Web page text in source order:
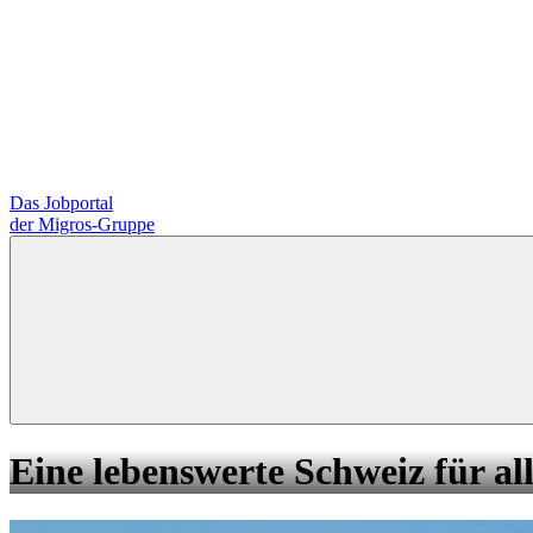
Das Jobportal
der Migros-Gruppe
Eine lebenswerte Schweiz für